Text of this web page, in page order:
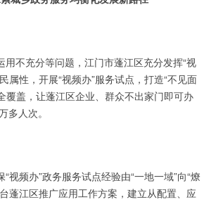
不充分等问题，江门市蓬江区充分发挥“视
性，开展“视频办”服务试点，打造“不见面
覆盖，让蓬江区企业、群众不出家门即可办
人次。
“视频办”政务服务试点经验由“一地一域”向“燎
蓬江区推广应用工作方案，建立从配置、应